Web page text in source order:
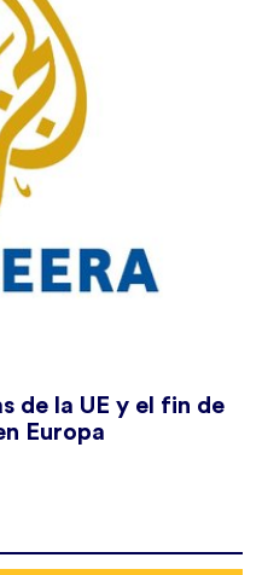
de la UE y el fin de
Europa